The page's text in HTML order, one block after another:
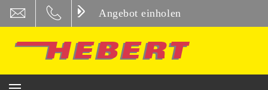
Angebot einholen